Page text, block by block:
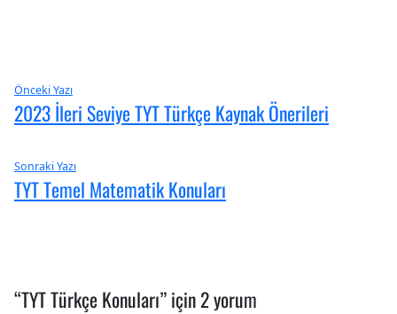
Yazı
gezinmesi
Önceki YazıÖnceki
yazı:
2023 İleri Seviye TYT Türkçe Kaynak Önerileri
Sonraki YazıSıradaki
Yazı:
TYT Temel Matematik Konuları
“TYT Türkçe Konuları” için 2 yorum